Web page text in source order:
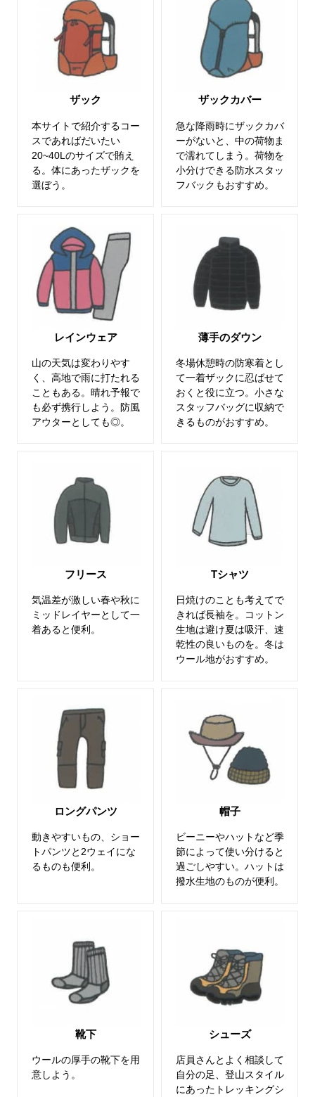
ザック
本サイトで紹介するコー
スであればだいたい
20~40Lのサイズで賄え
る。体にあったザックを
選ぼう。
ザックカバー
急な降雨時にザックカバ
ーがないと、中の荷物ま
で濡れてしまう。荷物を
小分けできる防水スタッ
フバックもおすすめ。
レインウェア
山の天気は変わりやす
く、高地で雨に打たれる
こともある。晴れ予報で
も必ず携行しよう。防風
アウターとしても◎。
薄手のダウン
冬場休憩時の防寒着とし
て一着ザックに忍ばせて
おくと役に立つ。小さな
スタッフバッグに収納で
きるものがおすすめ。
フリース
気温差が激しい春や秋に
ミッドレイヤーとして一
着あると便利。
Tシャツ
日焼けのことも考えてで
きれば長袖を。コットン
生地は避け夏は吸汗、速
乾性の良いものを。冬は
ウール地がおすすめ。
ロングパンツ
動きやすいもの、ショー
トパンツと2ウェイにな
るものも便利。
帽子
ビーニーやハットなど季
節によって使い分けると
過ごしやすい。ハットは
撥水生地のものが便利。
靴下
ウールの厚手の靴下を用
意しよう。
シューズ
店員さんとよく相談して
自分の足、登山スタイル
にあったトレッキングシ